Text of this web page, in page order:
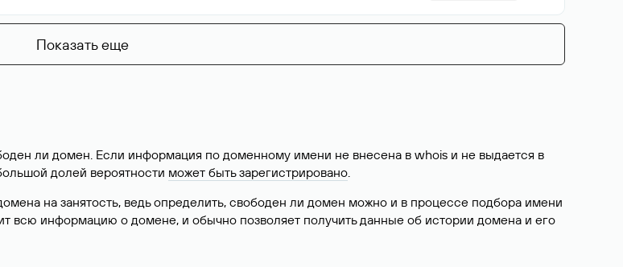
Показать еще
ли домен. Если информация по доменному имени не внесена в whois и не выдается в
долей вероятности может быть зарегистрировано.
на занятость, ведь определить, свободен ли домен можно и в процессе подбора имени
всю информацию о домене, и обычно позволяет получить данные об истории домена и его